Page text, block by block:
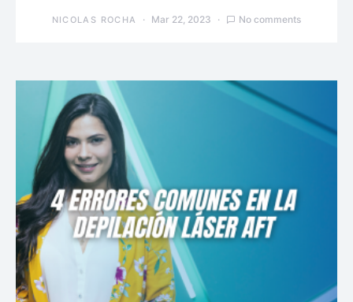
NICOLAS ROCHA Mar 22, 2023 No comments